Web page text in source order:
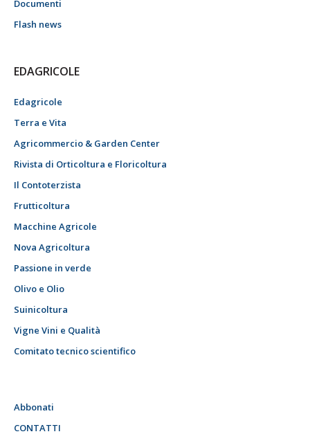
Documenti
Flash news
EDAGRICOLE
Edagricole
Terra e Vita
Agricommercio & Garden Center
Rivista di Orticoltura e Floricoltura
Il Contoterzista
Frutticoltura
Macchine Agricole
Nova Agricoltura
Passione in verde
Olivo e Olio
Suinicoltura
Vigne Vini e Qualità
Comitato tecnico scientifico
Abbonati
CONTATTI